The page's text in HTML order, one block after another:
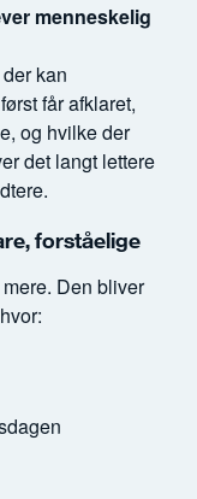
menneskelig
kan
får afklaret,
og hvilke der
det langt lettere
forståelige
Den bliver